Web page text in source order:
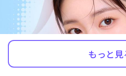
もっと見